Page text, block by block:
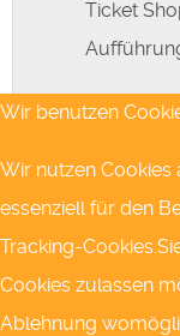
Ticket
Nächste
Wir benutzen
Wir nutzen Cookies
essenziell für den
Tracking-
Cookies zulassen
Ablehnung